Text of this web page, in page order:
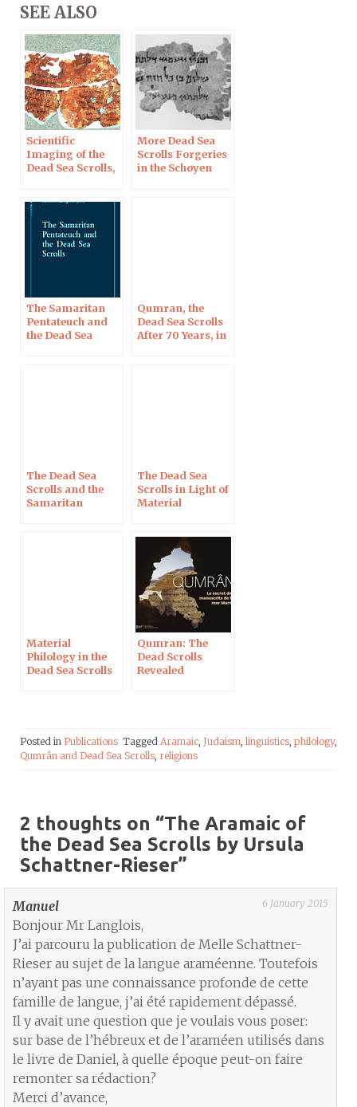
SEE ALSO
Scientific
Imaging of the
Dead Sea Scrolls,
More Dead Sea
Scrolls Forgeries
in the Schøyen
The Samaritan
Pentateuch and
the Dead Sea
Qumran, the
Dead Sea Scrolls
After 70 Years, in
The Dead Sea
Scrolls and the
Samaritan
The Dead Sea
Scrolls in Light of
Material
Material
Philology in the
Dead Sea Scrolls
Qumran: The
Dead Scrolls
Revealed
Posted in Publications Tagged Aramaic Judaism linguistics philology,
Qumrân and Dead Sea Scrolls religions
2 thoughts on “The Aramaic of
the Dead Sea Scrolls by Ursula
Schattner-Rieser”
Manuel 6 January 2015
Bonjour Mr Langlois,
J’ai parcouru la publication de Melle Schattner-
Rieser au sujet de la langue araméenne. Toutefois
n’ayant pas une connaissance profonde de cette
famille de langue, j’ai été rapidement dépassé.
Il y avait une question que je voulais vous poser:
sur base de l’hébreux et de l’araméen utilisés dans
le livre de Daniel, à quelle époque peut-on faire
remonter sa rédaction?
Merci d’avance,